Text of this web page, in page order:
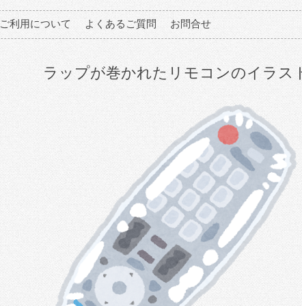
ご利用について よくあるご質問 お問合せ
ラップが巻かれたリモコンのイラス